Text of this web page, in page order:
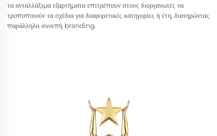
τα ανταλλάξιμα εξαρτήματα επιτρέπουν στους διοργανωτές να
τροποποιούν τα σχέδια για διαφορετικές κατηγορίες ή έτη, διατηρώντας
παράλληλα συνεπή branding.